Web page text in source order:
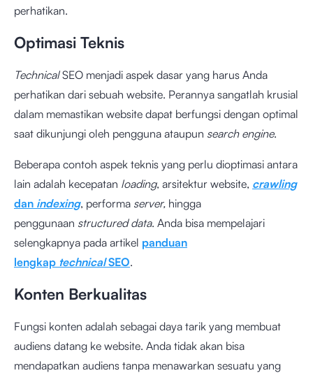
perhatikan.
Optimasi Teknis
TechnicalSEO menjadi aspek dasar yang harus Anda
perhatikan dari sebuah website. Perannya sangatlah krusial
dalam memastikan website dapat berfungsi dengan optimal
saat dikunjungi oleh pengguna ataupun search engine.
Beberapa contoh aspek teknis yang perlu dioptimasi antara
lain adalah kecepatan loading, arsitektur website, crawling
dan indexing, performa server, hingga
penggunaan structured data. Anda bisa mempelajari
selengkapnya pada artikel panduan
lengkap technicalSEO.
Konten Berkualitas
Fungsi konten adalah sebagai daya tarik yang membuat
audiens datang ke website. Anda tidak akan bisa
mendapatkan audiens tanpa menawarkan sesuatu yang